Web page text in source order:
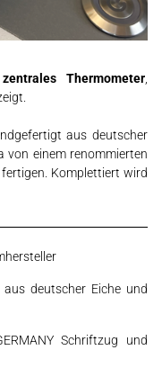
zentrales Thermometer,
aus deutscher
von einem renommierten
Komplettiert wird
deutscher Eiche und
Schriftzug und